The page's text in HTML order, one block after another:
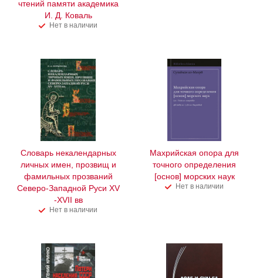
чтений памяти академика
И. Д. Коваль
Нет в наличии
Словарь некалендарных
личных имен, прозвищ и
фамильных прозваний
Северо-Западной Руси XV
-XVII вв
Нет в наличии
Махрийская опора для
точного определения
[основ] морских наук
Нет в наличии